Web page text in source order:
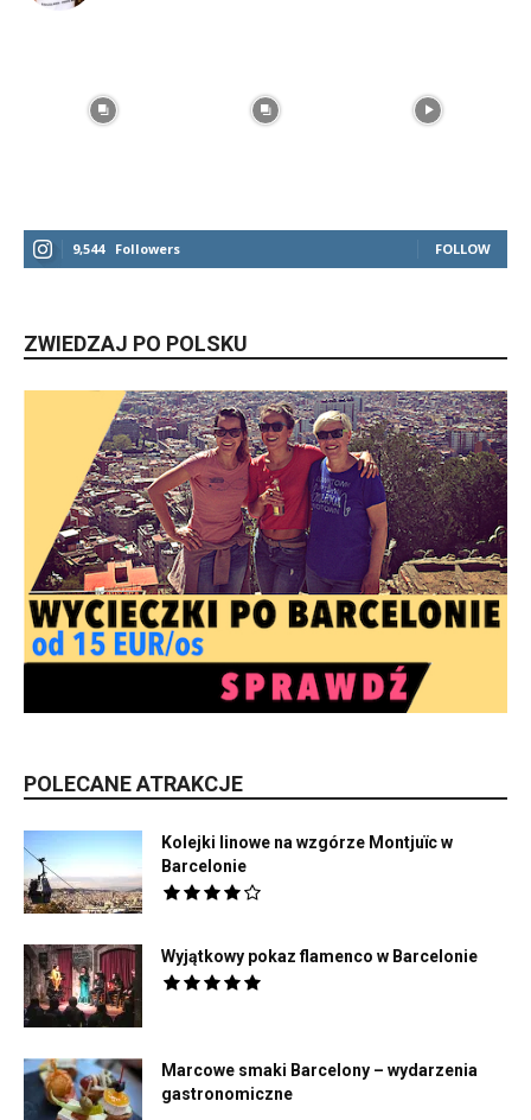
9,544 Followers FOLLOW
ZWIEDZAJ PO POLSKU
POLECANE ATRAKCJE
Kolejki linowe na wzgórze Montjuïc w
Barcelonie
Wyjątkowy pokaz flamenco w Barcelonie
Marcowe smaki Barcelony – wydarzenia
gastronomiczne